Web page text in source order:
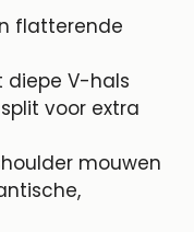
flatterende
diepe V-hals
voor extra
mouwen